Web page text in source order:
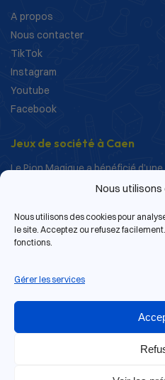
Nous
Nous utilisons des cookies pour
le site. Acceptez ou refusez
fonctions.
Gérer les services
A propos
Nous contacter
TikTok
Instagram
Youtube
Facebook
Jeux de société à Caen
Le Pion Magique a bénéficié
Normandie dans le cadre de